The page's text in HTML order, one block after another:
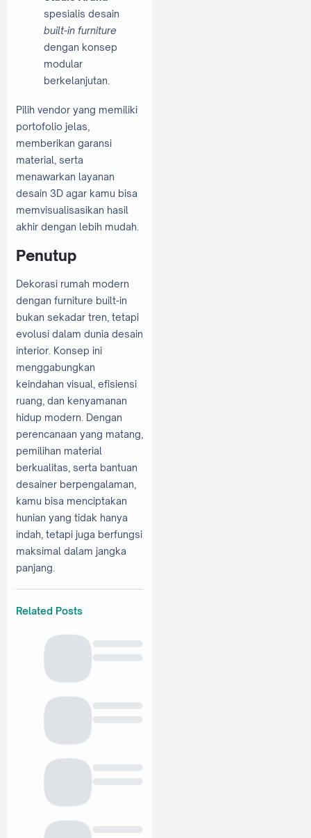
spesialis desain
built-in furniture
dengan konsep
modular
berkelanjutan.
Pilih vendor yang memiliki
portofolio jelas,
memberikan garansi
material, serta
menawarkan layanan
desain 3D agar kamu bisa
memvisualisasikan hasil
akhir dengan lebih mudah.
Penutup
Dekorasi rumah modern
dengan furniture built-in
bukan sekadar tren, tetapi
evolusi dalam dunia desain
interior. Konsep ini
menggabungkan
keindahan visual, efisiensi
ruang, dan kenyamanan
hidup modern. Dengan
perencanaan yang matang,
pemilihan material
berkualitas, serta bantuan
desainer berpengalaman,
kamu bisa menciptakan
hunian yang tidak hanya
indah, tetapi juga berfungsi
maksimal dalam jangka
panjang.
Related Posts